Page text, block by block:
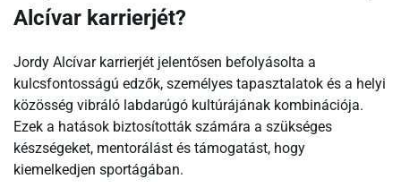
Alcívar karrierjét?
Jordy Alcívar karrierjét jelentősen befolyásolta a
kulcsfontosságú edzők, személyes tapasztalatok és a helyi
közösség vibráló labdarúgó kultúrájának kombinációja.
Ezek a hatások biztosították számára a szükséges
készségeket, mentorálást és támogatást, hogy
kiemelkedjen sportágában.